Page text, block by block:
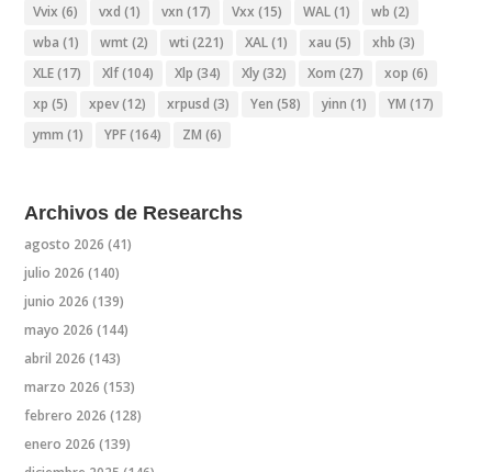
Vvix (6) vxd (1) vxn (17) Vxx (15) WAL(1) wb (2)
wba (1) wmt (2) wti (221) XAL(1) xau (5) xhb (3)
XLE(17) Xlf(104) Xlp (34) Xly(32) Xom (27) xop (6)
xp (5) xpev(12) xrpusd (3) Yen (58) yinn (1) YM (17)
ymm (1) YPF(164) ZM (6)
Archivos de Researchs
agosto 2026 (41)
julio 2026 (140)
junio 2026 (139)
mayo 2026 (144)
abril 2026 (143)
marzo 2026 (153)
febrero 2026 (128)
enero 2026 (139)